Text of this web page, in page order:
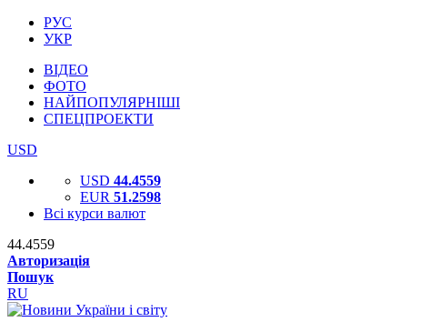
РУС
УКР
ВІДЕО
ФОТО
НАЙПОПУЛЯРНІШІ
СПЕЦПРОЕКТИ
USD
USD 44.4559
EUR 51.2598
Всі курси валют
44.4559
Авторизація
Пошук
RU